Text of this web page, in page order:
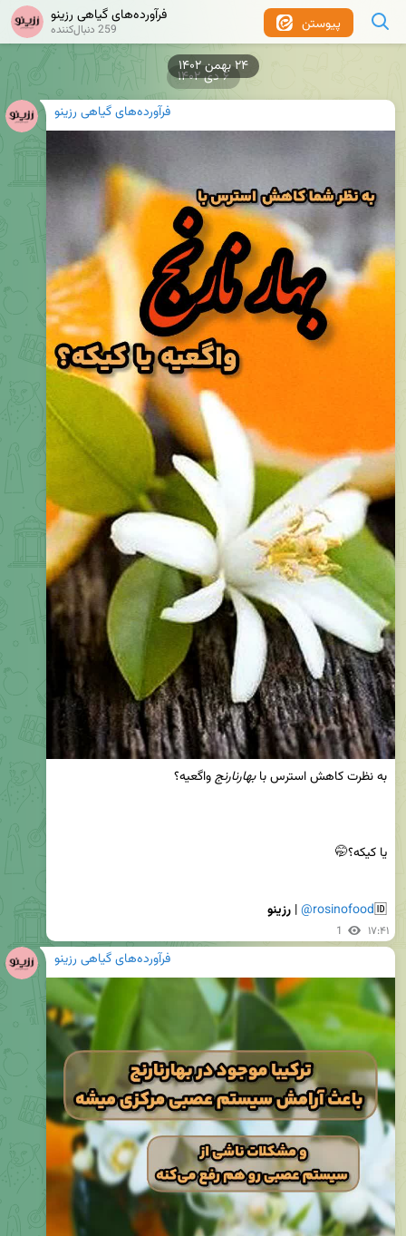
پیوستن فرآورده‌های گیاهی رزینو
259 دنبال‌کننده
فرآورده‌های گیاهی رزینو
به نظرت کاهش استرس با بهارنارنج
🆔
@rosinofood
| رزینو
1 ۱۷:۴۱
۶ دی ۱۴۰۲
فرآورده‌های گیاهی رزینو